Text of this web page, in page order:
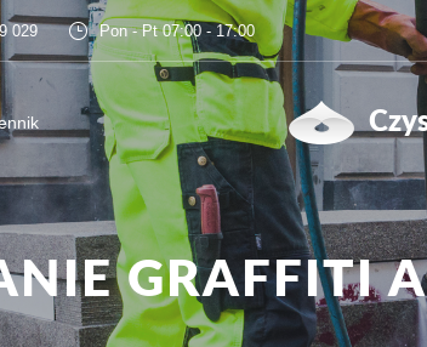
029 Pon - Pt 07:00 - 17:00
GRAFFITI